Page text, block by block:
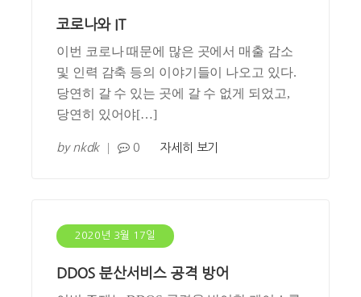
코로나와 IT
이번 코로나 때문에 많은 곳에서 매출 감소
및 인력 감축 등의 이야기들이 나오고 있다.
당연히 갈 수 있는 곳에 갈 수 없게 되었고,
당연히 있어야[…]
by nkdk 0 자세히 보기
2020년 3월 17일
DDOS 분산서비스 공격 방어